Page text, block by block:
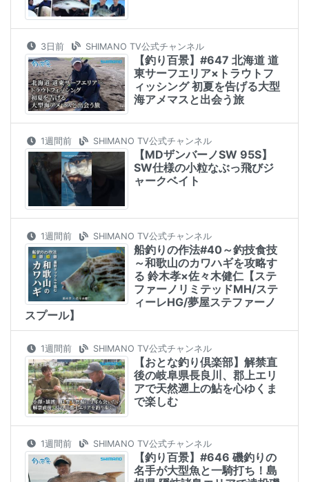
3日前 SHIMANO TV公式チャンネル
【釣り百景】#647 北海道 道
東サーフエリア×トラウトフ
ィッシング 初夏を告げる大型
海アメマスと出会う旅
1週間前 SHIMANO TV公式チャンネル
【MDザンバーノSW 95S】
SW仕様の小粒なぶっ飛びジ
ャークベイト
1週間前 SHIMANO TV公式チャンネル
船釣りの作法#40～釣技食技
～和歌山のカワハギを攻略す
る 鈴木孝×佐々木健仁【ステ
ファーノリミテッドMH/ステ
ィーレHG/夢屋ステファーノ
スプール】
1週間前 SHIMANO TV公式チャンネル
【おとな釣り倶楽部】解禁直
後の岐阜県長良川、郡上エリ
アで天然遡上の鮎を心ゆくま
で楽しむ
1週間前 SHIMANO TV公式チャンネル
【釣り百景】#646 磯釣りの
名手が大型魚と一騎打ち！島